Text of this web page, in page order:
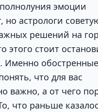
эмоции
но астрологи
решений на
этого стоит
Именно
что для вас
важно, а от чего
что раньше